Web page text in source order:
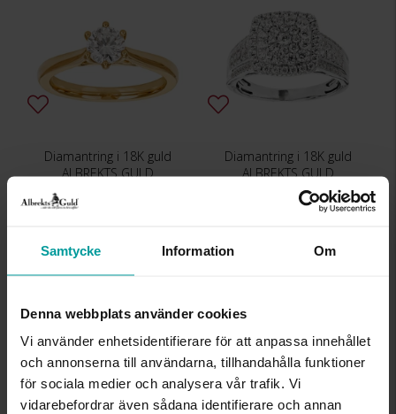
Samtycke Information Om
Denna webbplats använder cookies
Vi använder enhetsidentifierare för att anpassa innehållet
och annonserna till användarna, tillhandahålla funktioner
för sociala medier och analysera vår trafik. Vi
vidarebefordrar även sådana identifierare och annan
Diamantring i 18K guld
ALBREKTS GULD
Diamantring i 18K guld
ALBREKTS GULD
36 499:-